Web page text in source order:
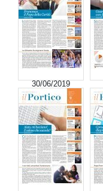
30/06/2019